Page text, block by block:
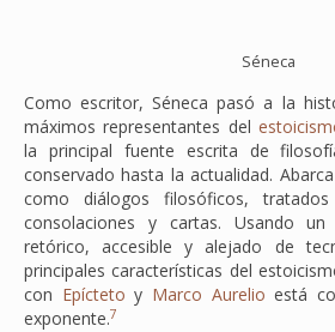
Séneca
Como escritor, Séneca pasó a la
máximos representantes del
la principal fuente escrita de
conservado hasta la actualidad.
como diálogos filosóficos,
consolaciones y cartas. Usando un
retórico, accesible y alejado de
principales características del
con Epícteto y Marco Aurelio está
exponente.7